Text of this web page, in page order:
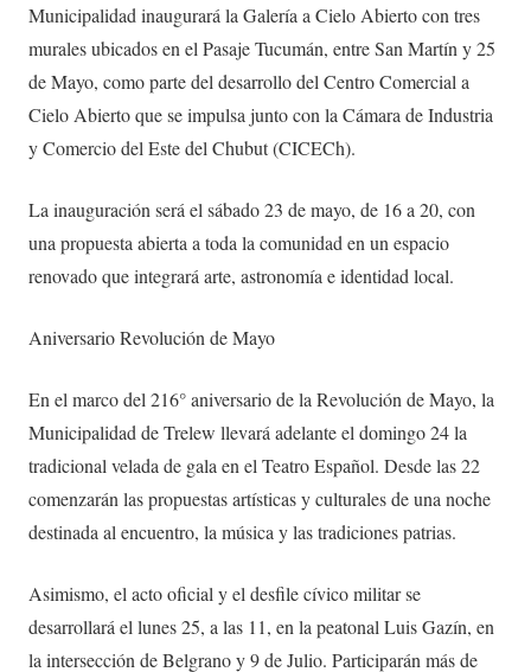
Municipalidad inaugurará la Galería a Cielo Abierto con tres
murales ubicados en el Pasaje Tucumán, entre San Martín y 25
de Mayo, como parte del desarrollo del Centro Comercial a
Cielo Abierto que se impulsa junto con la Cámara de Industria
y Comercio del Este del Chubut (CICECh).
La inauguración será el sábado 23 de mayo, de 16 a 20, con
una propuesta abierta a toda la comunidad en un espacio
renovado que integrará arte, astronomía e identidad local.
Aniversario Revolución de Mayo
En el marco del 216° aniversario de la Revolución de Mayo, la
Municipalidad de Trelew llevará adelante el domingo 24 la
tradicional velada de gala en el Teatro Español. Desde las 22
comenzarán las propuestas artísticas y culturales de una noche
destinada al encuentro, la música y las tradiciones patrias.
Asimismo, el acto oficial y el desfile cívico militar se
desarrollará el lunes 25, a las 11, en la peatonal Luis Gazín, en
la intersección de Belgrano y 9 de Julio. Participarán más de